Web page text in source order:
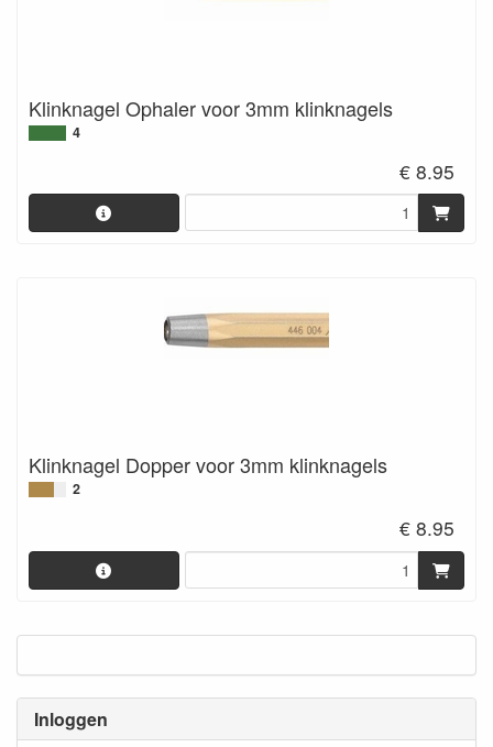
Inloggen
Klinknagel Ophaler voor 3mm klinknagels
4
€ 8.95
Klinknagel Dopper voor 3mm klinknagels
2
€ 8.95